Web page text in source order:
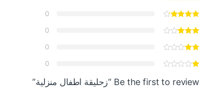
0
0
0
0
Be the first to review “زحليقة اطفال منزلية”